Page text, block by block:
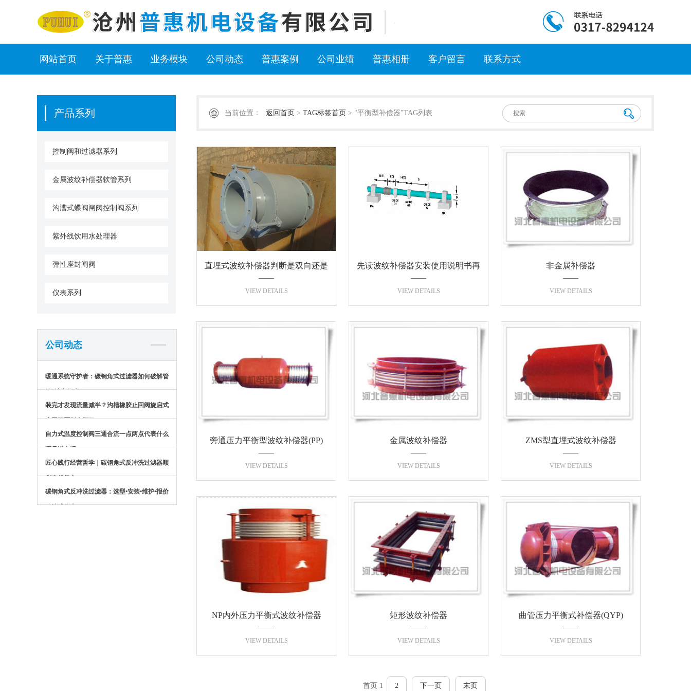
网站首页 关于普惠 业务模块 公司动态 普惠案例 公司业绩 普惠相册 客户留言 联系方式
产品系列
控制阀和过滤器系列
金属波纹补偿器软管系列
沟漕式蝶阀闸阀控制阀系列
紫外线饮用水处理器
弹性座封闸阀
仪表系列
公司动态
暖通系统守护者：碳钢角式过滤器如何破解管
道“堵塞焦虑”？
装完才发现流量减半？沟槽橡胶止回阀旋启式
止回阀区别太坏了
自力式温度控制阀三通合流一点两点代表什么
哪是进出呢？
匠心践行经营哲学｜碳钢角式反冲洗过滤器顺
利发货保定
碳钢角式反冲洗过滤器：选型•安装•维护•报价
一站式指南
当前位置： 返回首页 > TAG标签首页 > "平衡型补偿器"TAG列表
直埋式波纹补偿器判断是双向还是
单向哪样的好？
VIEW DETAILS
先读波纹补偿器安装使用说明书再
安装不是钱的
VIEW DETAILS
非金属补偿器
VIEW DETAILS
旁通压力平衡型波纹补偿器(PP)
VIEW DETAILS
金属波纹补偿器
VIEW DETAILS
ZMS型直埋式波纹补偿器
VIEW DETAILS
NP内外压力平衡式波纹补偿器
VIEW DETAILS
矩形波纹补偿器
VIEW DETAILS
曲管压力平衡式补偿器(QYP)
VIEW DETAILS
首页 1 2 下一页 末页